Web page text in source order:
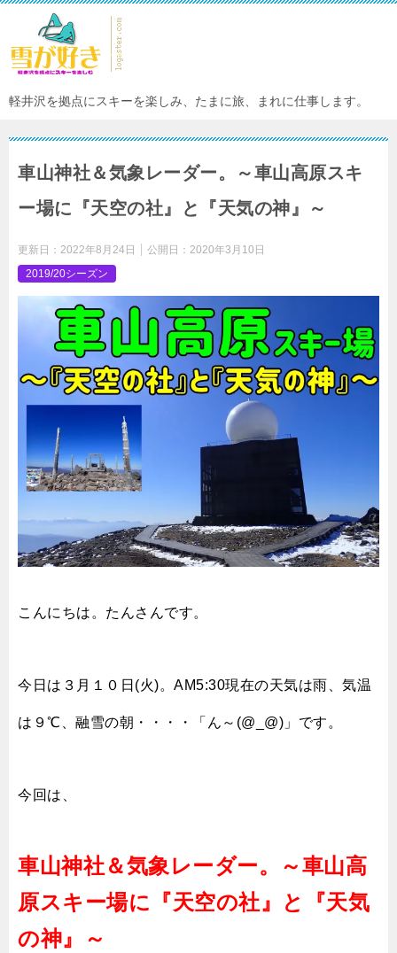
軽井沢を拠点にスキーを楽しみ、たまに旅、まれに仕事します。
車山神社＆気象レーダー。～車山高原スキ
ー場に『天空の社』と『天気の神』～
更新日： 2022年8月24日 公開日： 2020年3月10日
2019/20シーズン
こんにちは。たんさんです。
今日は３月１０日(火)。AM5:30現在の天気は雨、気温
は９℃、融雪の朝・・・・「ん～(@_@)」 です。
今回は、
車山神社＆気象レーダー。～車山高
原スキー場に『天空の社』と『天気
の神』～